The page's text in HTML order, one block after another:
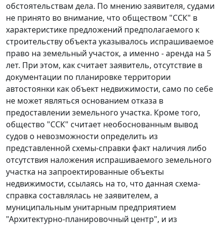
обстоятельствам дела. По мнению заявителя, судами
не принято во внимание, что обществом "ССК" в
характеристике предложений предполагаемого к
строительству объекта указывалось испрашиваемое
право на земельный участок, а именно - аренда на 5
лет. При этом, как считает заявитель, отсутствие в
документации по планировке территории
автостоянки как объект недвижимости, само по себе
не может являться основанием отказа в
предоставлении земельного участка. Кроме того,
общество "ССК" считает необоснованным вывод
судов о невозможности определить из
представленной схемы-справки факт наличия либо
отсутствия наложения испрашиваемого земельного
участка на запроектированные объекты
недвижимости, ссылаясь на то, что данная схема-
справка составлялась не заявителем, а
муниципальным унитарным предприятием
"Архитектурно-планировочный центр", и из